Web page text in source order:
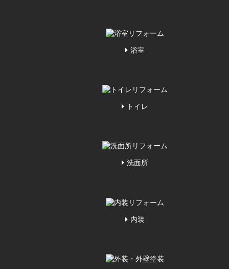
浴室
トイレ
洗面所
内装